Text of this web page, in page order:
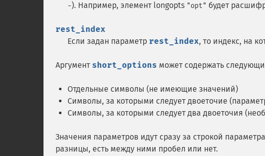
-). Например, элемент longopts "opt" будет
rest_index
Если задан параметр rest_index, то индекс, на
Аргумент short_options может содержать
Отдельные символы (не имеющие значений)
Символы, за которыми следует двоеточие
Символы, за которыми следует два двоеточия
Значения параметров идут сразу за строкой
разницы, есть между ними пробел или нет.